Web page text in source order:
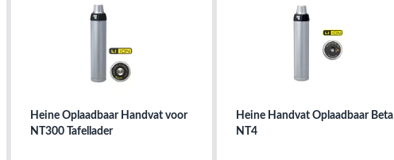
Heine Oplaadbaar Handvat voor
NT300 Tafellader
Heine Handvat Oplaadbaar Beta
NT4